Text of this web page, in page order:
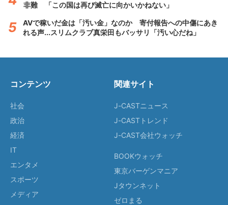
非難 「この国は再び滅亡に向かいかねない」
AVで稼いだ金は「汚い金」なのか 寄付報告への中傷にあき
れる声...スリムクラブ真栄田もバッサリ「汚い心だね」
コンテンツ
社会
政治
経済
IT
エンタメ
スポーツ
メディア
関連サイト
J-CASTニュース
J-CASTトレンド
J-CAST会社ウォッチ
BOOKウォッチ
東京バーゲンマニア
Jタウンネット
ゼロまる